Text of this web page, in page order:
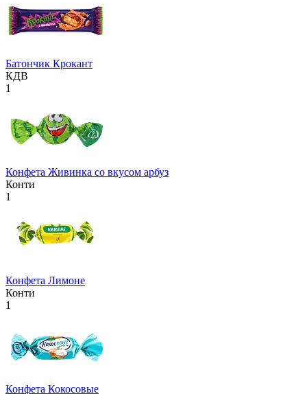
Батончик Крокант
КДВ
1
Конфета Живинка со вкусом арбуз
Конти
1
Конфета Лимоне
Конти
1
Конфета Кокосовые